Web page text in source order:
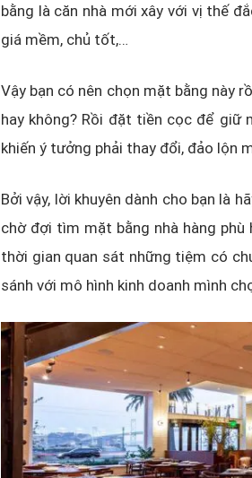
bằng là căn nhà mới xây với vị thế
giá mềm, chủ tốt,…
Vậy bạn có nên chọn mặt bằng này
hay không? Rồi đặt tiền cọc để giữ
khiến ý tưởng phải thay đổi, đảo lộn
Bởi vậy, lời khuyên dành cho bạn là
chờ đợi tìm mặt bằng nhà hàng phù
thời gian quan sát những tiệm có
sánh với mô hình kinh doanh mình